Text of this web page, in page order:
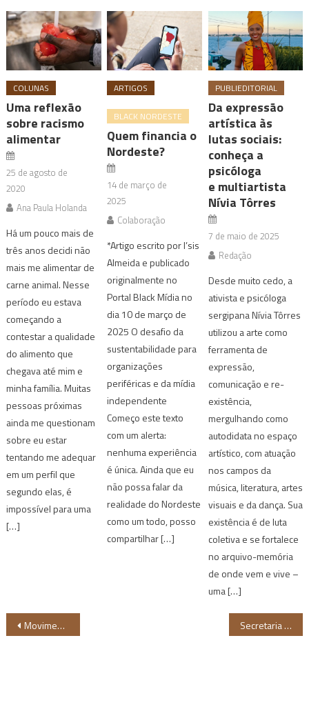
COLUNAS
Uma reflexão
sobre racismo
alimentar
25 de agosto de
2020
Ana Paula Holanda
Há um pouco mais de
três anos decidi não
mais me alimentar de
carne animal. Nesse
período eu estava
começando a
contestar a qualidade
do alimento que
chegava até mim e
minha família. Muitas
pessoas próximas
ainda me questionam
sobre eu estar
tentando me adequar
em um perfil que
segundo elas, é
impossível para uma
[…]
ARTIGOS
BLACK NORDESTE
Quem financia o
Nordeste?
14 de março de
2025
Colaboração
*Artigo escrito por I’sis
Almeida e publicado
originalmente no
Portal Black Mídia no
dia 10 de março de
2025 O desafio da
sustentabilidade para
organizações
periféricas e da mídia
independente
Começo este texto
com um alerta:
nenhuma experiência
é única. Ainda que eu
não possa falar da
realidade do Nordeste
como um todo, posso
compartilhar […]
PUBLIEDITORIAL
Da expressão
artística às
lutas sociais:
conheça a
psicóloga
e multiartista
Nívia Tôrres
7 de maio de 2025
Redação
Desde muito cedo, a
ativista e psicóloga
sergipana Nívia Tôrres
utilizou a arte como
ferramenta de
expressão,
comunicação e re-
existência,
mergulhando como
autodidata no espaço
artístico, com atuação
nos campos da
música, literatura, artes
visuais e da dança. Sua
existência é de luta
coletiva e se fortalece
no arquivo-memória
de onde vem e vive –
uma […]
Navegação
Movimento “O Museu é a Rua” participa de Residência Artística no MAM Bahia Secretaria da Igualdade Racial da Bahia realiza ações de redução do racismo no Carnaval